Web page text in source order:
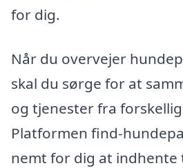
for dig.
Når du overvejer
skal du sørge for at
og tjenester fra
Platformen find-
nemt for dig at indhente